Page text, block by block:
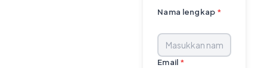
Nama lengkap *
Email *